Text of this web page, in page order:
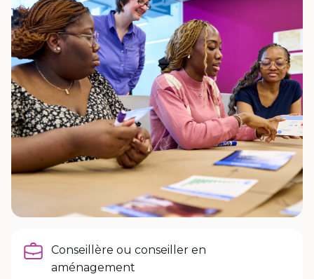
Conseillère ou conseiller en
aménagement